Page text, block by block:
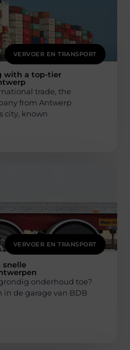
VERVOER EN TRANSPORT
with a top-tier
trade, the
from Antwerp
city, known
VERVOER EN TRANSPORT
snelle
onderhoud toe?
de garage van BDB